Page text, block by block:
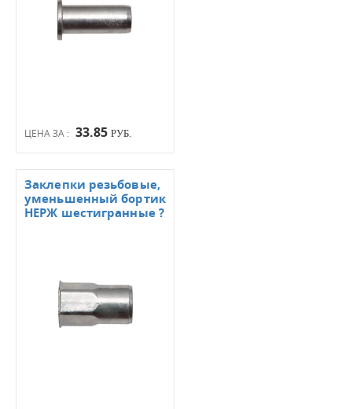
ЦЕНА ЗА : 33.85 РУБ.
Заклепки резьбовые,
уменьшенный бортик
НЕРЖ шестигранные ?